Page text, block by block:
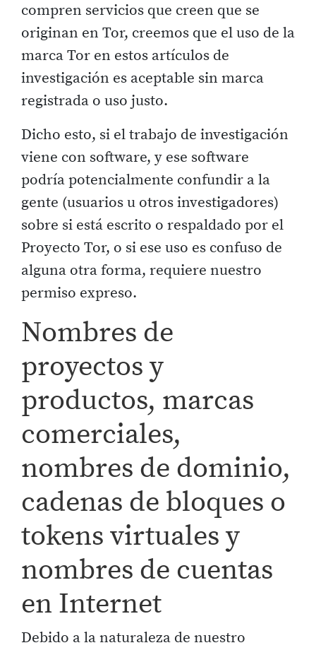
compren servicios que creen que se
originan en Tor, creemos que el uso de la
marca Tor en estos artículos de
investigación es aceptable sin marca
registrada o uso justo.
Dicho esto, si el trabajo de investigación
viene con software, y ese software
podría potencialmente confundir a la
gente (usuarios u otros investigadores)
sobre si está escrito o respaldado por el
Proyecto Tor, o si ese uso es confuso de
alguna otra forma, requiere nuestro
permiso expreso.
Nombres de
proyectos y
productos, marcas
comerciales,
nombres de dominio,
cadenas de bloques o
tokens virtuales y
nombres de cuentas
en Internet
Debido a la naturaleza de nuestro